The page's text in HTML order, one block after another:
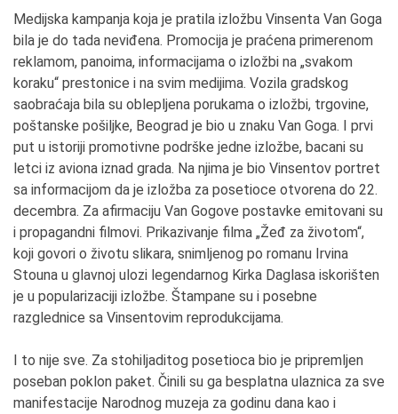
Medijska kampanja koja je pratila izložbu Vinsenta Van Goga
bila je do tada neviđena. Promocija je praćena primerenom
reklamom, panoima, informacijama o izložbi na „svakom
koraku“ prestonice i na svim medijima. Vozila gradskog
saobraćaja bila su oblepljena porukama o izložbi, trgovine,
poštanske pošiljke, Beograd je bio u znaku Van Goga. I prvi
put u istoriji promotivne podrške jedne izložbe, bacani su
letci iz aviona iznad grada. Na njima je bio Vinsentov portret
sa informacijom da je izložba za posetioce otvorena do 22.
decembra. Za afirmaciju Van Gogove postavke emitovani su
i propagandni filmovi. Prikazivanje filma „Žeđ za životom“,
koji govori o životu slikara, snimljenog po romanu Irvina
Stouna u glavnoj ulozi legendarnog Kirka Daglasa iskorišten
je u popularizaciji izložbe. Štampane su i posebne
razglednice sa Vinsentovim reprodukcijama.
I to nije sve. Za stohiljaditog posetioca bio je pripremljen
poseban poklon paket. Činili su ga besplatna ulaznica za sve
manifestacije Narodnog muzeja za godinu dana kao i